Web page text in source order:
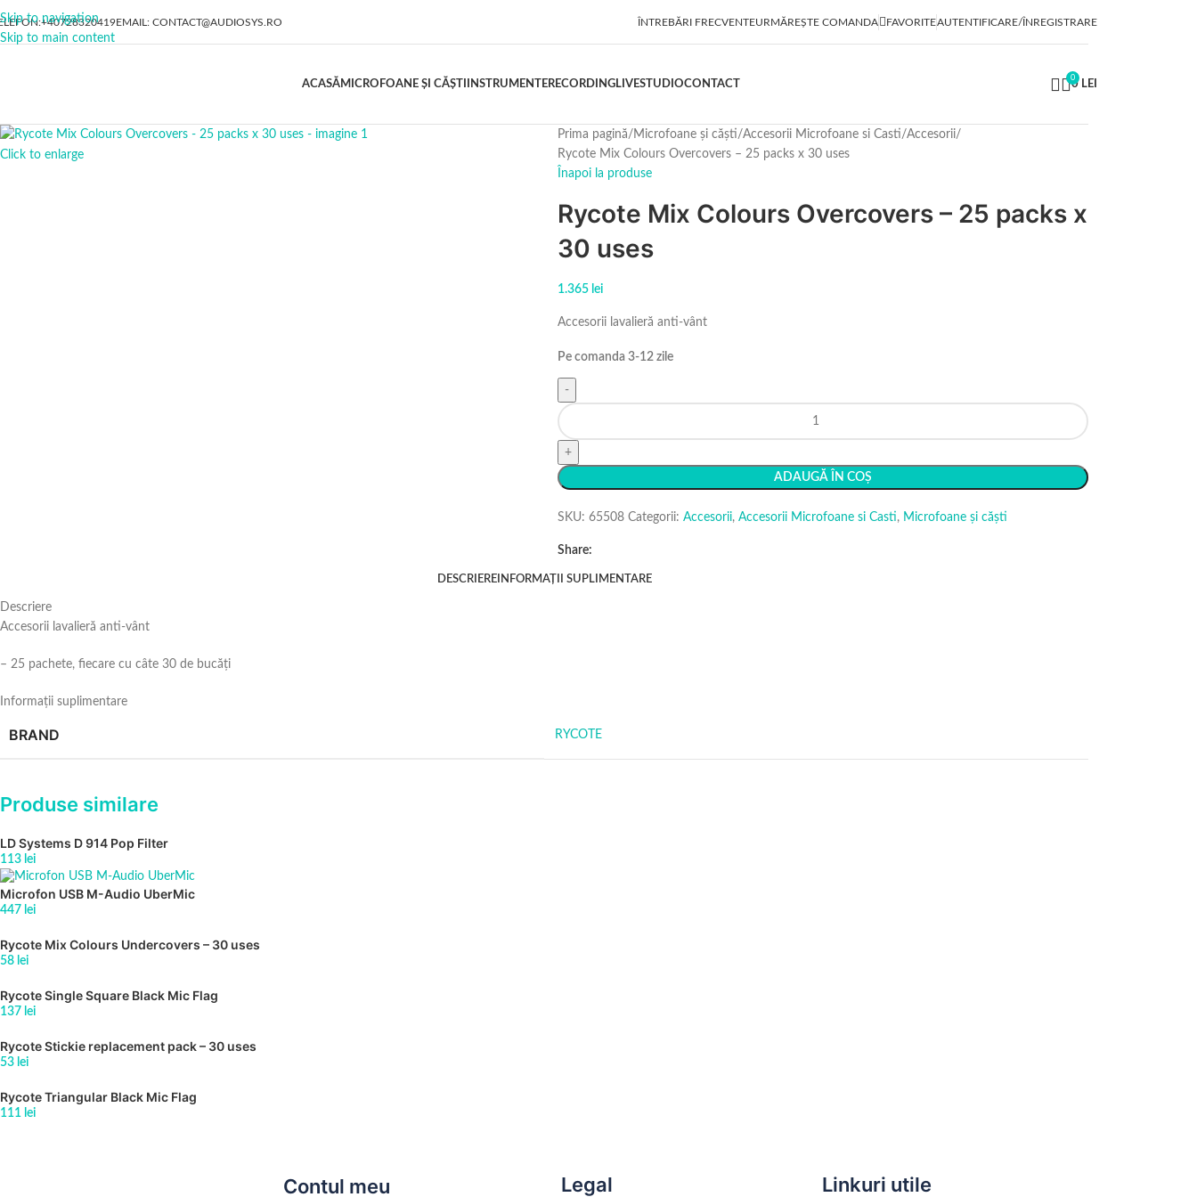
Skip to navigation
Skip to main content
EMAIL: CONTACT@AUDIOSYS.RO ÎNTREBĂRI FRECVENTEURMĂREȘTE COMANDA FAVORITEAUTENTIFICARE/ÎNREGISTRARE
ACASĂMICROFOANE ȘI CĂȘTI INSTRUMENTERECORDINGLIVESTUDIOCONTACT
0
0 LEI
Click to enlarge
Prima pagină Microfoane și căști Accesorii Microfoane si Casti Accesorii
Rycote Mix Colours Overcovers – 25 packs x 30 uses
Înapoi la produse
Rycote Mix Colours Overcovers – 25 packs x
30 uses
1.365 lei
Accesorii lavalieră anti-vânt
Pe comanda 3-12 zile
ADAUGĂ ÎN COȘ
SKU: 65508 Categorii: Accesorii, Accesorii Microfoane si Casti, Microfoane și căști
Share:
DESCRIERE INFORMAȚII SUPLIMENTARE
Descriere
Accesorii lavalieră anti-vânt
– 25 pachete, fiecare cu câte 30 de bucăți
Informații suplimentare
BRAND RYCOTE
Produse similare
LD Systems D 914 Pop Filter
113 lei
Microfon USB M-Audio UberMic
447 lei
Rycote Mix Colours Undercovers – 30 uses
58 lei
Rycote Single Square Black Mic Flag
137 lei
Rycote Stickie replacement pack – 30 uses
53 lei
Rycote Triangular Black Mic Flag
111 lei
Contul meu Legal Linkuri utile